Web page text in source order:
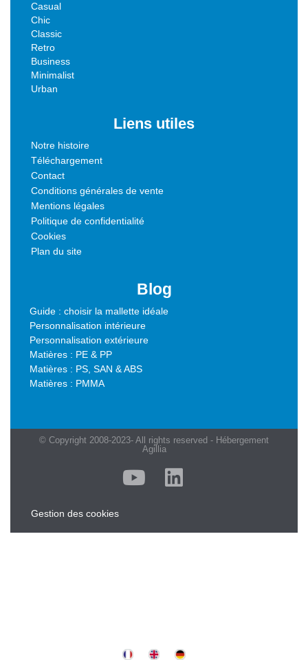
Casual
Chic
Classic
Retro
Business
Minimalist
Urban
Liens utiles
Notre histoire
Téléchargement
Contact
Conditions générales de vente
Mentions légales
Politique de confidentialité
Cookies
Plan du site
Blog
Guide : choisir la mallette idéale
Personnalisation intérieure
Personnalisation extérieure
Matières : PE & PP
Matières : PS, SAN & ABS
Matières : PMMA
© Copyright 2008-2023- All rights reserved - Hébergement
Agillia
Gestion des cookies